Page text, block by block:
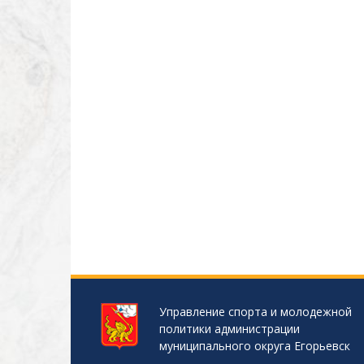
Управление спорта и молодежной
политики администрации
муниципального округа Егорьевск